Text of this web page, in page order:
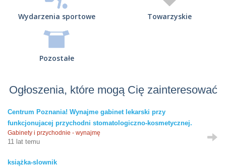
Wydarzenia sportowe Towarzyskie
Pozostałe
Ogłoszenia, które mogą Cię zainteresować
Centrum Poznania! Wynajme gabinet lekarski przy
funkcjonujacej przychodni stomatologiczno-kosmetycznej.
Gabinety i przychodnie - wynajmę
11 lat temu
książka-slownik